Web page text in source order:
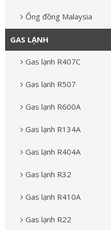
Ống đồng Malaysia
GAS LẠNH
Gas lạnh R407C
Gas lạnh R507
Gas lạnh R600A
Gas lạnh R134A
Gas lạnh R404A
Gas lạnh R32
Gas lạnh R410A
Gas lạnh R22